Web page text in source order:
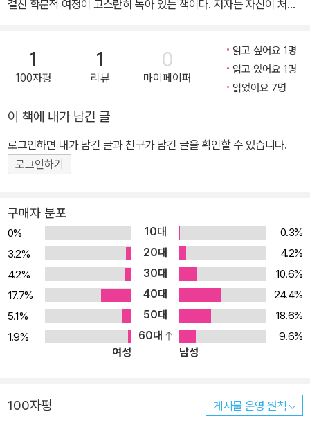
걸친 학문적 여정이 고스란히 녹아 있는 책이다. 저자는 자신이 처음
더 깊이 이해하자는 의도에서 칸트의 철학을 학습했는데, 지금 같은
이유에서 칸트의 『순수이성비판』에 대한 논의로 이 책을 출발하고 있
다고 전제한 뒤, “존재론적으로나 인식론적으로 양립할 가능성이 없
다. 그런 다음 그 답을 얻기 위해 물질, 생명, 인간에 관한 현대 과학의
논의를 거친 후, 다시 칸트의 철학으로 되돌아오는 선순환적 논의를
전개한다. 1장 “칸트 철학과 현대 물리학”에서는 칸트의 『순수이성비
판』을 간략하게 요약하고, 여기에 몇몇 본질적인 수정을 가함으로써
수 있음을 역설한다. 특히 현대 물리학의 상대성이론과 양자이론을
재해석해 칸트 철학이 지닌 현대적 의미를 찾아내고, 현대 물리학의
철학적 바탕에 대한 새로운 이해를 시도한다. 2장 “물질현상과 생명
현상”에서는 물리학을 통해 밝혀진 물질의 존재 양상을 바탕으로 생
명이라는 현상이 어떻게 가능한지를 살핀다. 또한 우리의 일상적 생
명 개념이 매우 불완전한 것임을 지적하고, 의미 있는 개념으로서의
생명은 낱생명을 통해서가 아니라 온생명을 통해서, 그리고 온생명과
낱생명의 관계를 통해서 비로소 이해될 수 있는 것임을 밝힌다. 3장
한 하드웨어를 마련할 때, 이에 해당하는 소프트웨어가 형성되고 이
것이 지적 기능을 수행하게 되는 과정을 살펴본다. 그리고 그 안에서
1
100자평
1
리뷰
0
마이페이퍼
읽고 싶어요 1명
읽고 있어요 1명
읽었어요 7명
이 책에 내가 남긴 글
로그인하면 내가 남긴 글과 친구가 남긴 글을 확인할 수 있습니다.
로그인하기
구매자 분포
0% 10대
0.3%
3.2%
20대
4.2%
4.2%
30대
10.6%
17.7%
40대
24.4%
5.1%
50대
18.6%
1.9%
60대
9.6%
여성
남성
100자평 게시물 운영 원칙